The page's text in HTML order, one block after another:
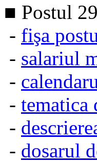
■ Postul
- fişa
- salariul
-
- tematica
-
- dosarul